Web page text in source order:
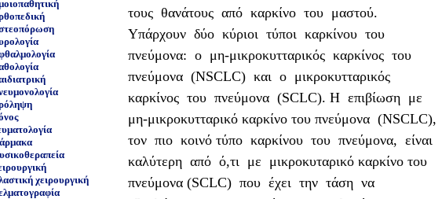
χειρουργική
τους θανάτους από καρκίνο του μαστού.
Υπάρχουν δύο κύριοι τύποι καρκίνου του
πνεύμονα: ο μη-μικροκυτταρικός καρκίνος του
πνεύμονα (NSCLC) και ο μικροκυτταρικός
καρκίνος του πνεύμονα (SCLC). Η επιβίωση με
μη-μικροκυτταρικό καρκίνο του πνεύμονα (NSCLC),
τον πιο κοινό τύπο καρκίνου του πνεύμονα, είναι
καλύτερη από ό,τι με μικροκυταρικό καρκίνο του
πνεύμονα (SCLC) που έχει την τάση να